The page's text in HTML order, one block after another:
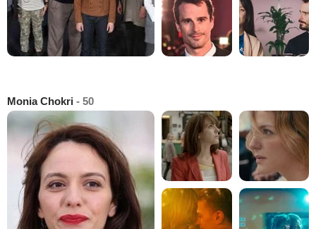
Monia Chokri - 50